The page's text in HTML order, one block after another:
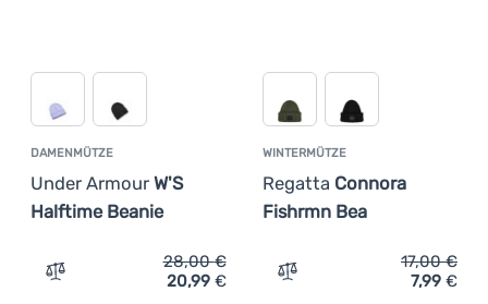
DAMENMÜTZE
Under Armour W'S
Halftime Beanie
Zum Vergleich 'Damenmütze Under Armour W'S
28,00€
20,99 €
WINTERMÜTZE
Regatta Connora
Fishrmn Bea
Zum Vergleich
17,00€
7,99 €